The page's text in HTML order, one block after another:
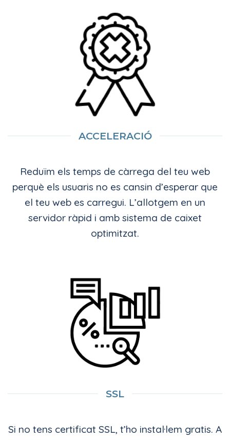
ACCELERACIÓ
Reduïm els temps de càrrega del teu web
perquè els usuaris no es cansin d’esperar que
el teu web es carregui. L’allotgem en un
servidor ràpid i amb sistema de caixet
optimitzat.
SSL
Si no tens certificat SSL, t’ho instal·lem gratis. A